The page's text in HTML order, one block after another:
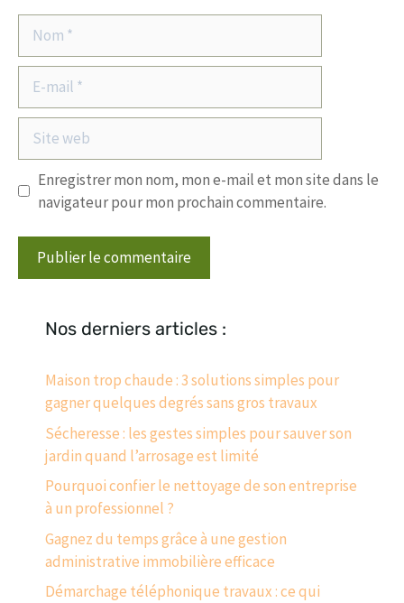
mail
Site
web
Enregistrer mon nom, mon e-mail et mon site dans le
navigateur pour mon prochain commentaire.
Nos derniers articles :
Maison trop chaude : 3 solutions simples pour
gagner quelques degrés sans gros travaux
Sécheresse : les gestes simples pour sauver son
jardin quand l’arrosage est limité
Pourquoi confier le nettoyage de son entreprise
à un professionnel ?
Gagnez du temps grâce à une gestion
administrative immobilière efficace
Démarchage téléphonique travaux : ce qui